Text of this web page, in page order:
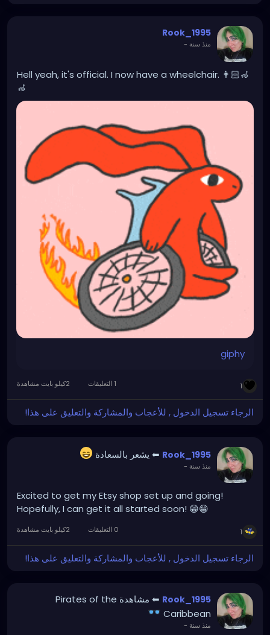
Rook_1995
منذ سنة -
Hell yeah, it's official. I now have a wheelchair. 👨🏻‍🦽
🦽
giphy
1
الرجاء تسجيل الدخول , للأعجاب والمشاركة والتعليق على هذا!
Rook_1995 ⬅ يشعر بالسعادة
منذ سنة -
Excited to get my Etsy shop set up and going!
Hopefully, I can get it all started soon! 😁😁
1
الرجاء تسجيل الدخول , للأعجاب والمشاركة والتعليق على هذا!
Rook_1995
⬅ مشاهدة Pirates of the
Caribbean
منذ سنة -